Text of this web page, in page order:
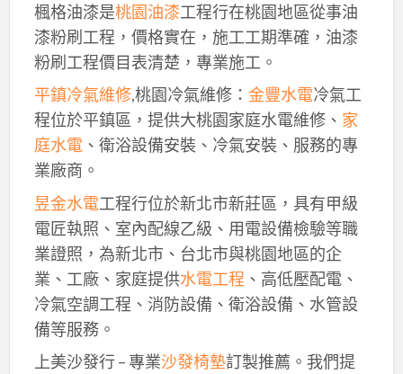
楓格油漆是桃園油漆工程行在桃園地區從事油
漆粉刷工程，價格實在，施工工期準確，油漆
粉刷工程價目表清楚，專業施工。
平鎮冷氣維修,桃園冷氣維修： 金豐水電冷氣工
程位於平鎮區，提供大桃園家庭水電維修、 家
庭水電、衛浴設備安裝、冷氣安裝、服務的專
業廠商。
昱金水電工程行位於新北市新莊區，具有甲級
電匠執照、室內配線乙級、用電設備檢驗等職
業證照，為新北市、台北市與桃園地區的企
業、工廠、家庭提供水電工程 、高低壓配電、
冷氣空調工程、消防設備、衛浴設備、水管設
備等服務。
上美沙發行 – 專業沙發椅墊訂製推薦。我們提